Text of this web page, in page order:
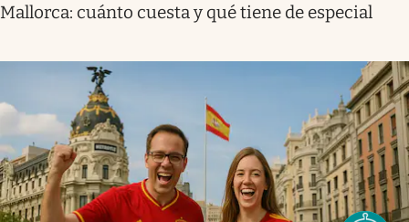
Mallorca: cuánto cuesta y qué tiene de especial